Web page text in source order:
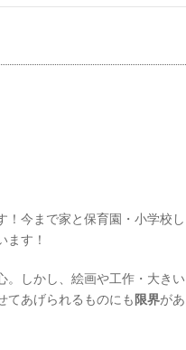
！今まで家と保育園・小学校し
ます！
。しかし、絵画や工作・大きい
てあげられるものにも 限界があ